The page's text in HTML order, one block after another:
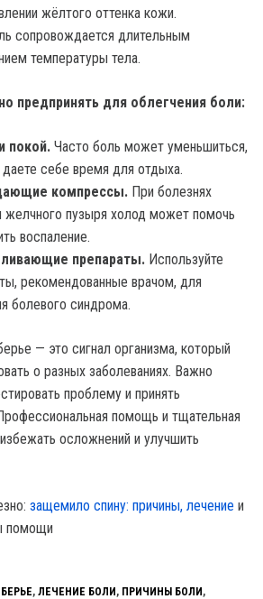
жёлтого оттенка кожи.
сопровождается длительным
температуры тела.
предпринять для облегчения боли:
покой. Часто боль может уменьшиться,
себе время для отдыха.
компрессы. При болезнях
желчного пузыря холод может помочь
воспаление.
препараты. Используйте
рекомендованные врачом, для
болевого синдрома.
— это сигнал организма, который
о разных заболеваниях. Важно
проблему и принять
помощь и тщательная
осложнений и улучшить
защемило спину: причины, лечение и
помощи
, ЛЕЧЕНИЕ БОЛИ, ПРИЧИНЫ БОЛИ,